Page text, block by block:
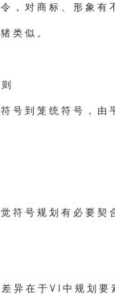
，对商标、形象
类似。
号到笼统符号，
符号规划有必要
异在于VI中规划